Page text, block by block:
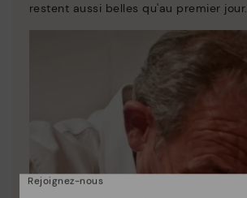
restent aussi belles qu'au premier jour.
Rejoignez-nous